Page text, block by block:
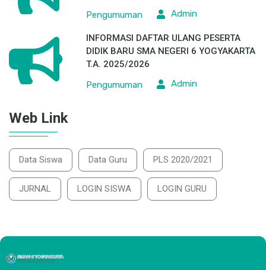
Pengumuman
Admin
INFORMASI DAFTAR ULANG PESERTA
DIDIK BARU SMA NEGERI 6 YOGYAKARTA
T.A. 2025/2026
Pengumuman
Admin
Web Link
Data Siswa Data Guru PLS 2020/2021
JURNAL LOGIN SISWA LOGIN GURU